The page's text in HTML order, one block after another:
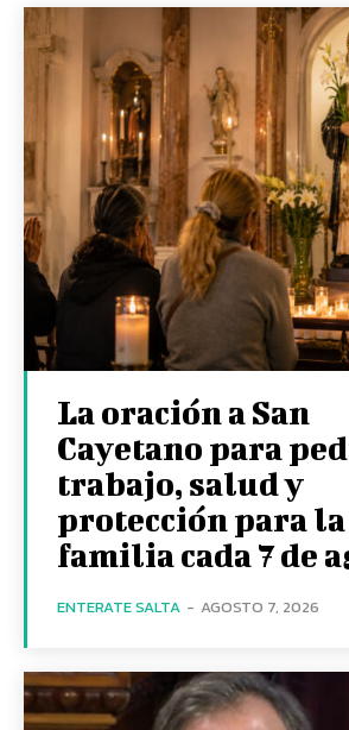
La oración a San
Cayetano para
trabajo, salud y
protección para la
familia cada 7 de
ENTERATE SALTA - AGOSTO 7, 2026